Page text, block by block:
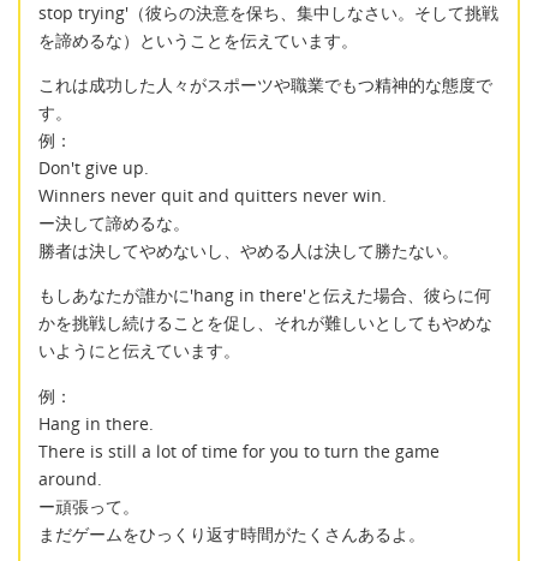
stop trying'（彼らの決意を保ち、集中しなさい。そして挑戦
を諦めるな）ということを伝えています。
これは成功した人々がスポーツや職業でもつ精神的な態度で
す。
例：
Don't give up.
Winners never quit and quitters never win.
ー決して諦めるな。
勝者は決してやめないし、やめる人は決して勝たない。
もしあなたが誰かに'hang in there'と伝えた場合、彼らに何
かを挑戦し続けることを促し、それが難しいとしてもやめな
いようにと伝えています。
例：
Hang in there.
There is still a lot of time for you to turn the game
around.
ー頑張って。
まだゲームをひっくり返す時間がたくさんあるよ。